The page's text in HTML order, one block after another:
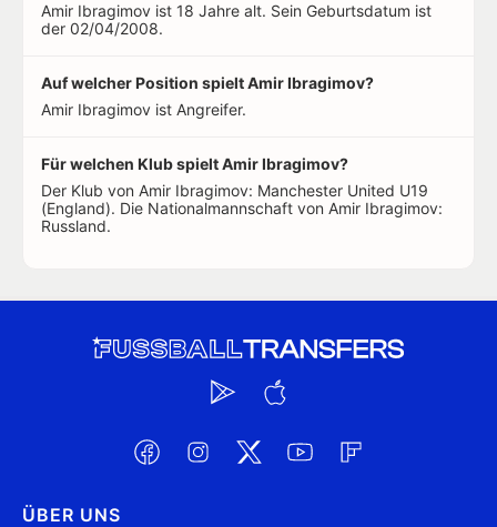
Amir Ibragimov ist 18 Jahre alt. Sein Geburtsdatum ist
der 02/04/2008.
Auf welcher Position spielt Amir Ibragimov?
Amir Ibragimov ist Angreifer.
Für welchen Klub spielt Amir Ibragimov?
Der Klub von Amir Ibragimov: Manchester United U19
(England). Die Nationalmannschaft von Amir Ibragimov:
Russland.
ÜBER UNS